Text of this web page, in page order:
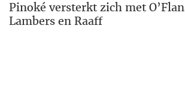
Pinoké versterkt zich met
Lambers en Raaff